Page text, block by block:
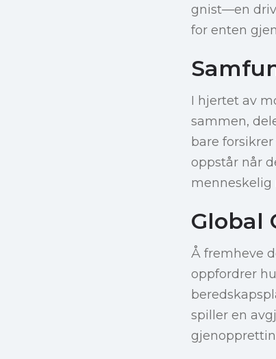
gnist—en
for enten
I hjertet av
sammen,
bare
oppstår når
Global
Å fremheve
oppfordrer
spiller en